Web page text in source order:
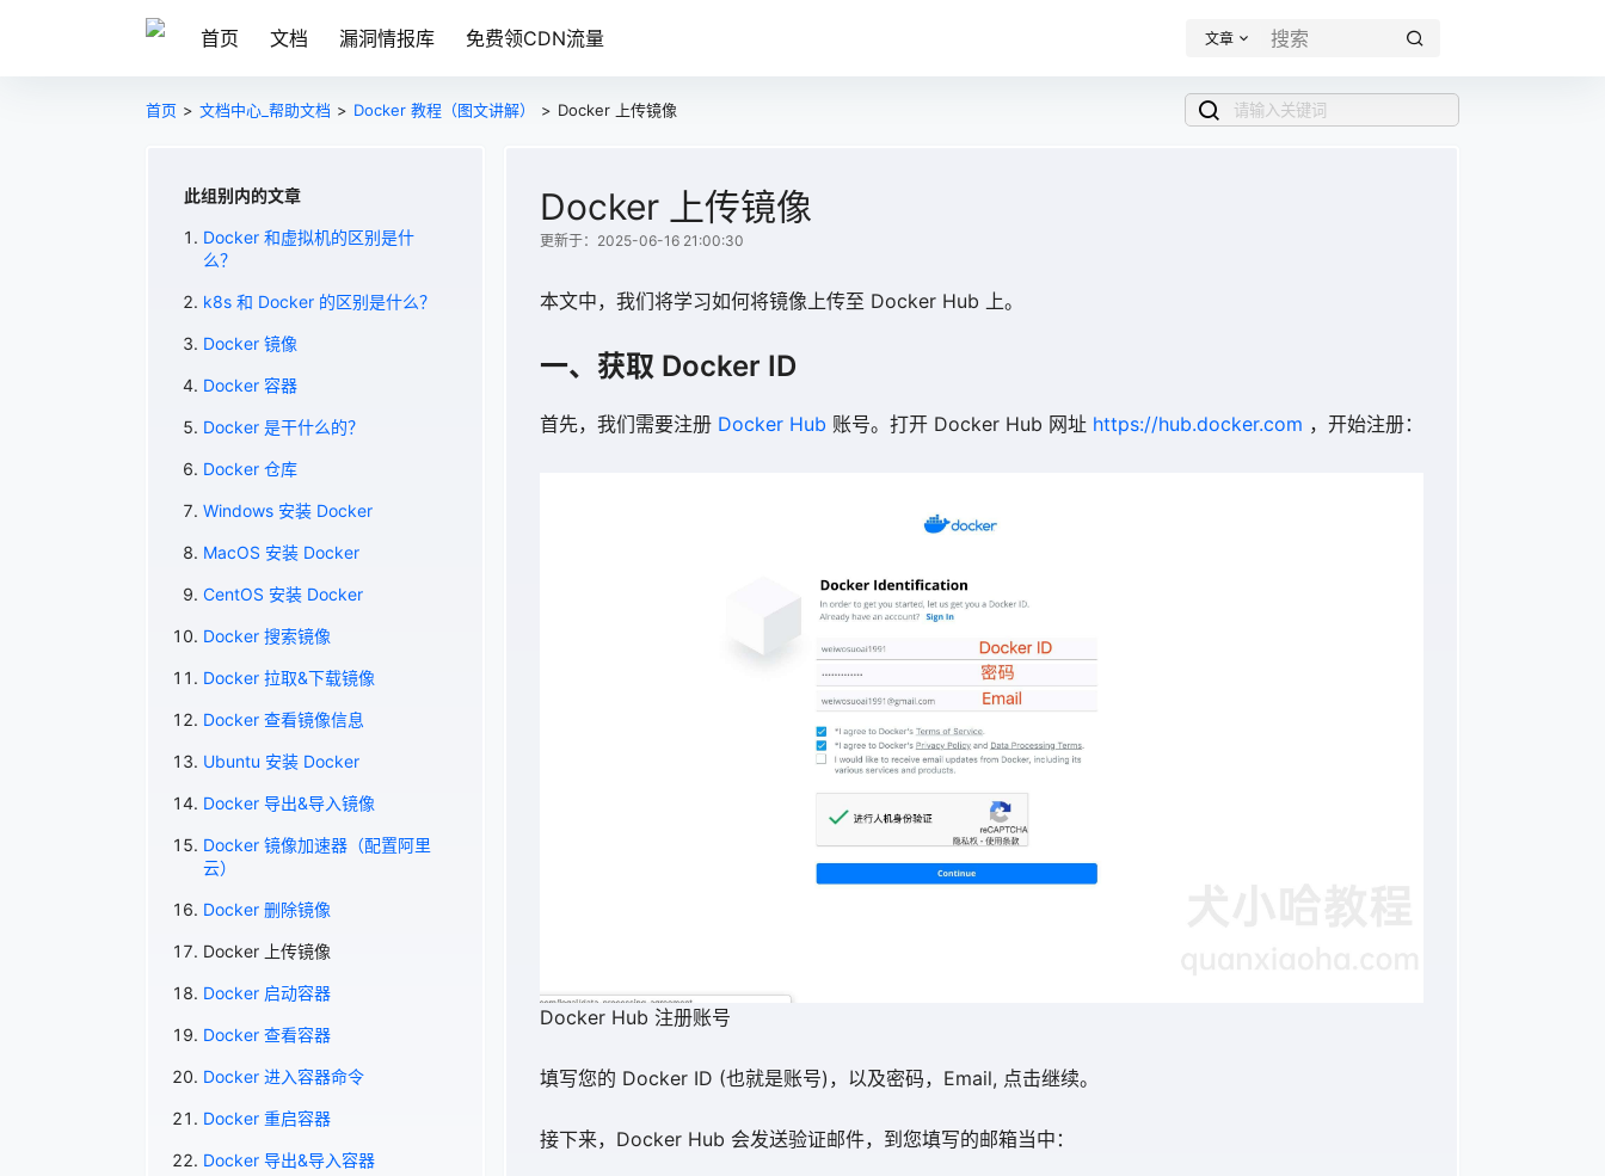
首页 文档 漏洞情报库 免费领CDN流量 文章
首页 > 文档中心_帮助文档 > Docker 教程（图文讲解） > Docker 上传镜像
此组别内的文章
Docker 和虚拟机的区别是什
么？
k8s 和 Docker 的区别是什么？
Docker 镜像
Docker 容器
Docker 是干什么的？
Docker 仓库
Windows 安装 Docker
MacOS 安装 Docker
CentOS 安装 Docker
Docker 搜索镜像
Docker 拉取&下载镜像
Docker 查看镜像信息
Ubuntu 安装 Docker
Docker 导出&导入镜像
Docker 镜像加速器（配置阿里
云）
Docker 删除镜像
Docker 上传镜像
Docker 启动容器
Docker 查看容器
Docker 进入容器命令
Docker 重启容器
Docker 导出&导入容器
Docker 上传镜像
更新于：2025-06-16 21:00:30
本文中，我们将学习如何将镜像上传至 Docker Hub 上。
一、获取 Docker ID
首先，我们需要注册 Docker Hub 账号。打开 Docker Hub 网址 https://hub.docker.com ，开始注册：
Docker Hub 注册账号
填写您的 Docker ID (也就是账号)，以及密码，Email, 点击继续。
接下来，Docker Hub 会发送验证邮件，到您填写的邮箱当中：